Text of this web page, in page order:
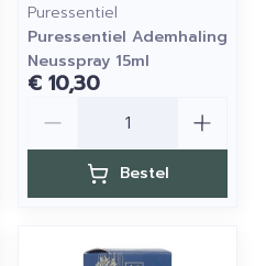
Puressentiel
Puressentiel Ademhaling
Neusspray 15ml
€ 10,30
Bestel